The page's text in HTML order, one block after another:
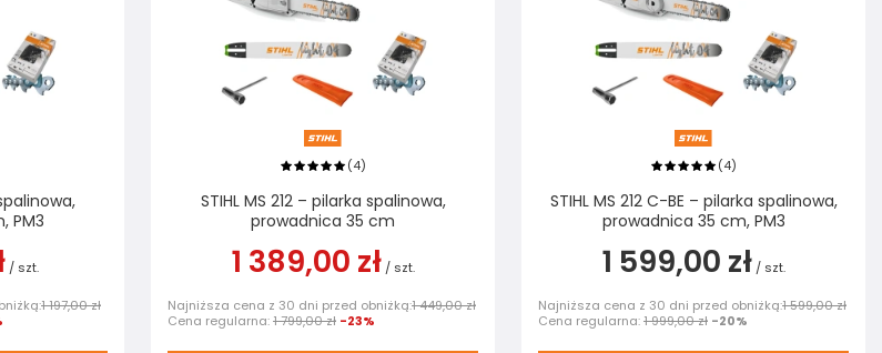
PM3
/ szt.
1 197,00 zł
(4)
STIHL MS 212 – pilarka spalinowa,
prowadnica 35 cm
1 389,00 zł / szt.
Najniższa cena z 30 dni przed obniżką:1 449,00 zł
Cena regularna:1 799,00 zł -23%
(4)
STIHL MS 212 C-BE – pilarka spalinowa,
prowadnica 35 cm, PM3
1 599,00 zł / szt.
Najniższa cena z 30 dni przed obniżką:1 599,00 zł
Cena regularna:1 999,00 zł -20%